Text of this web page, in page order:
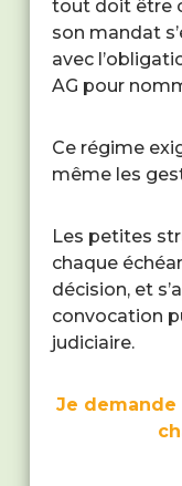
tout doit être
son mandat
avec
AG pour
Ce régime
même les
Les petites
chaque
décision, et
convocation
judiciaire.
Je